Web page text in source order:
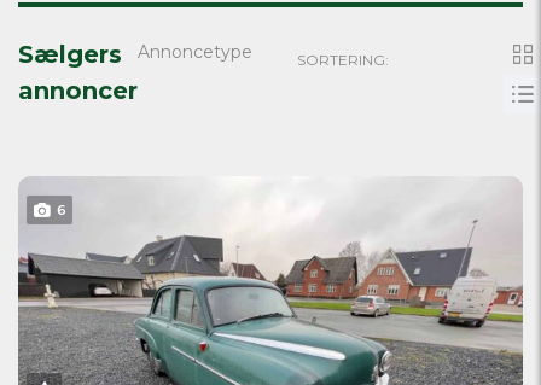
Sælgers
annoncer
Annoncetype SORTERING:
6